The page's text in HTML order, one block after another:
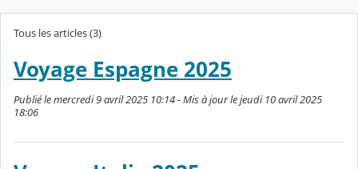
Tous les articles (3)
Voyage Espagne 2025
Publié le mercredi 9 avril 2025 10:14 - Mis à jour le jeudi 10 avril 2025
18:06